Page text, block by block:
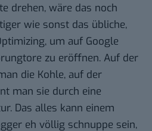
drehen, wäre das noch
wie sonst das übliche,
um auf Google
zu eröffnen. Auf der
die Kohle, auf der
man sie durch eine
Das alles kann einem
eh völlig schnuppe sein,